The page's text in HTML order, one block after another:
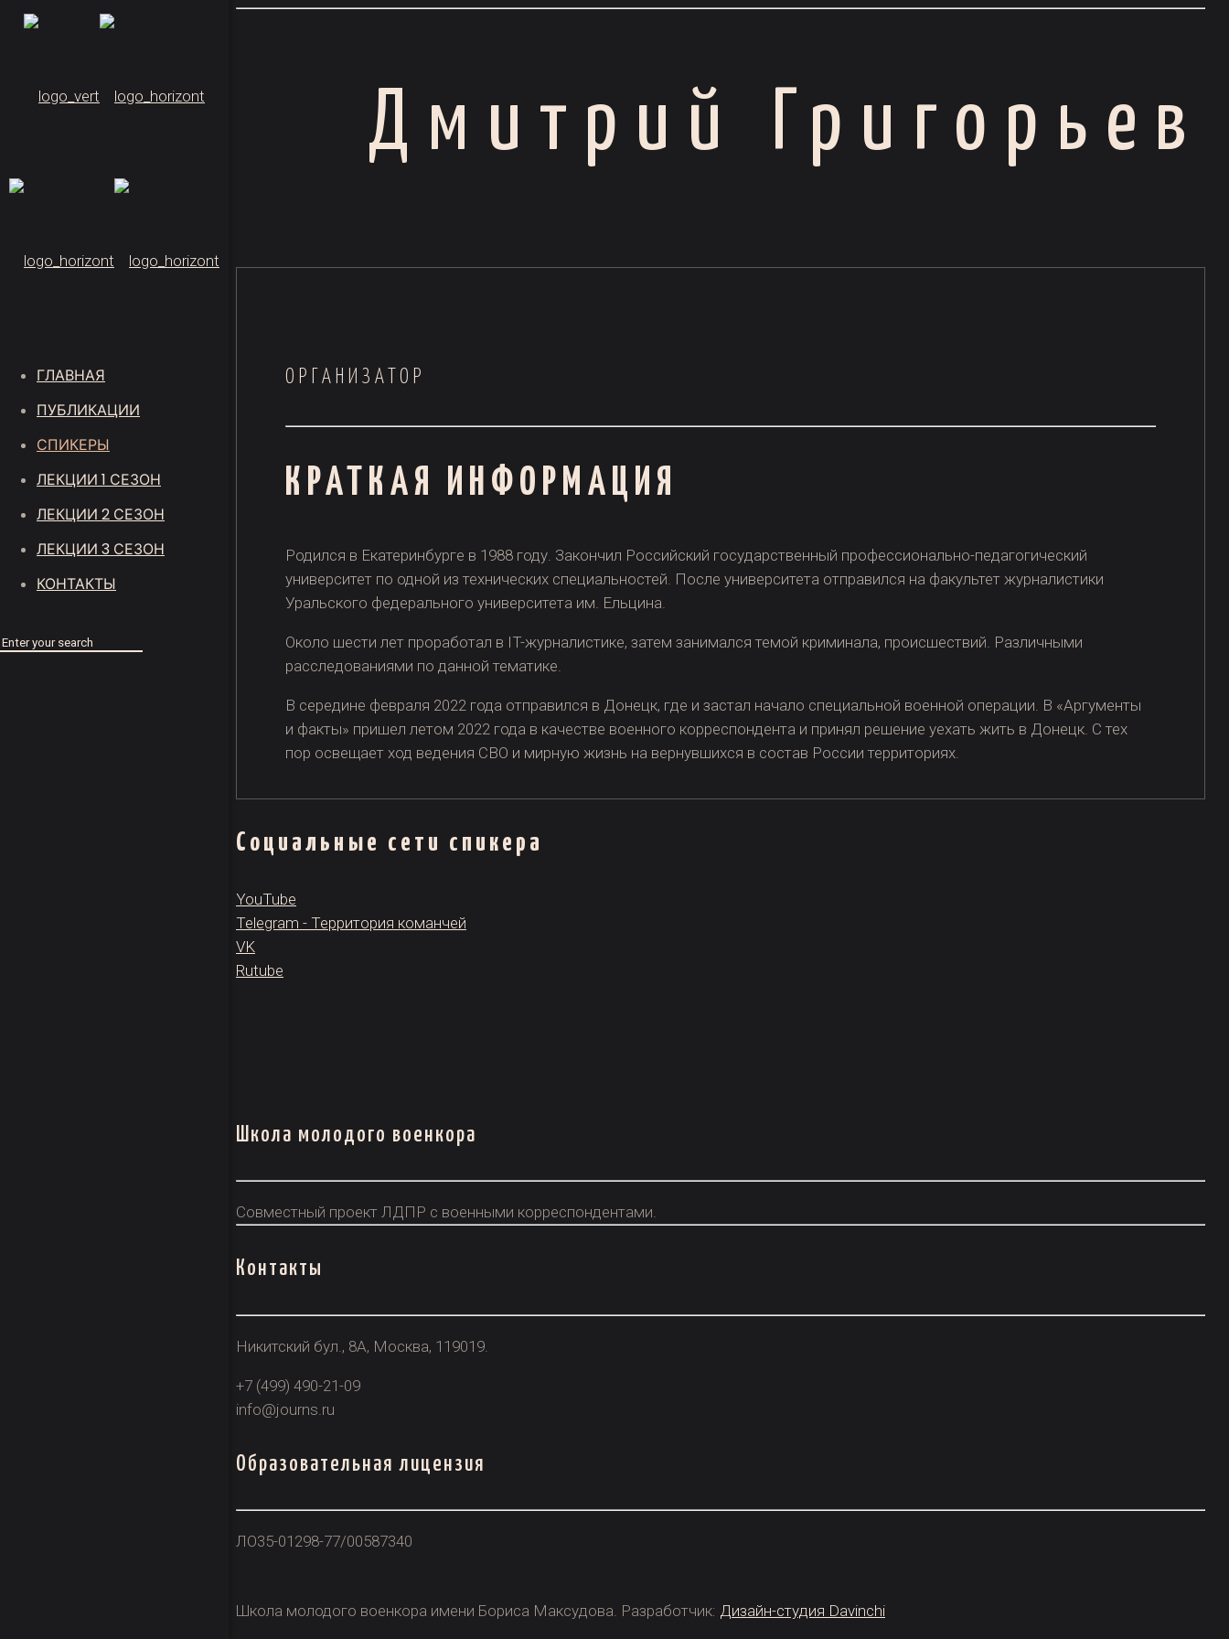
ГЛАВНАЯ
ПУБЛИКАЦИИ
СПИКЕРЫ
ЛЕКЦИИ 1 СЕЗОН
ЛЕКЦИИ 2 СЕЗОН
ЛЕКЦИИ 3 СЕЗОН
КОНТАКТЫ
Дмитрий Григорьев
ОРГАНИЗАТОР
КРАТКАЯ ИНФОРМАЦИЯ
Родился в Екатеринбурге в 1988 году. Закончил Российский государственный профессионально-педагогический
университет по одной из технических специальностей. После университета отправился на факультет журналистики
Уральского федерального университета им. Ельцина.
Около шести лет проработал в IT-журналистике, затем занимался темой криминала, происшествий. Различными
расследованиями по данной тематике.
В середине февраля 2022 года отправился в Донецк, где и застал начало специальной военной операции. В «Аргументы
и факты» пришел летом 2022 года в качестве военного корреспондента и принял решение уехать жить в Донецк. С тех
пор освещает ход ведения СВО и мирную жизнь на вернувшихся в состав России территориях.
Социальные сети спикера
YouTube
Telegram - Территория команчей
VK
Rutube
Школа молодого военкора
Совместный проект ЛДПР с военными корреспондентами.
Контакты
Никитский бул., 8А, Москва, 119019.
+7 (499) 490-21-09
info@journs.ru
Образовательная лицензия
ЛО35-01298-77/00587340
Школа молодого военкора имени Бориса Максудова. Разработчик: Дизайн-студия Davinchi